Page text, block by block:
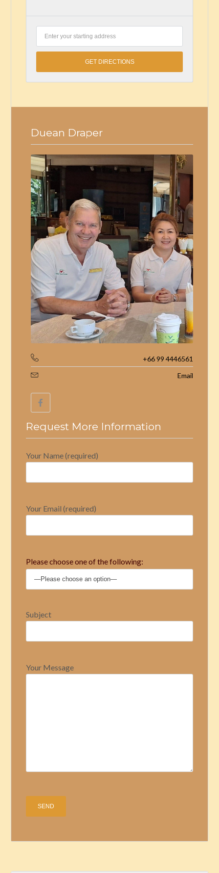
Duean Draper
+66 99 4446561
Email
Request More Information
Your Name (required)
Your Email (required)
Please choose one of the following:
Subject
Your Message